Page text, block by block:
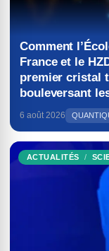
Comment
France et le
premier cristal
bouleversant
6 août 2026
ACTUALITÉS